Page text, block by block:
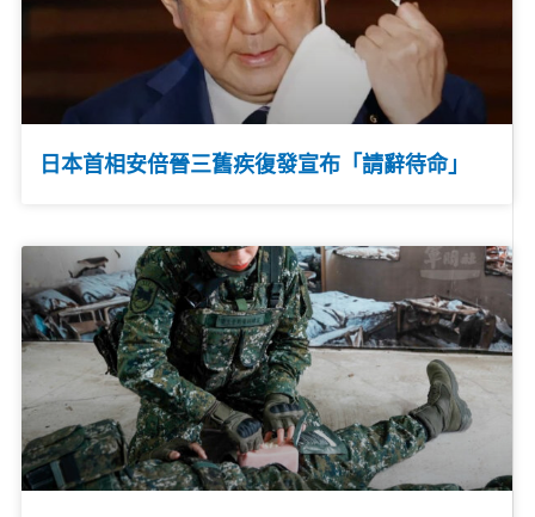
日本首相安倍晉三舊疾復發宣布「請辭待命」